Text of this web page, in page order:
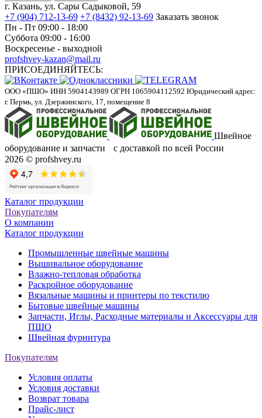
г. Казань, ул. Сары Садыковой, 59
+7 (904) 712-13-69 +7 (8432) 92-13-69 Заказать звонок
Пн - Пт 09:00 - 18:00
Суббота 09:00 - 16:00
Воскресенье - выходной
profshvey-kazan@mail.ru
ПРИСОЕДИНЯЙТЕСЬ:
ООО «ПШО» ИНН 5904143989 ОГРН 1065904112592 Юридический адрес:
г. Пермь, ул. Дзержинского, 17, помещение 8
Швейное
оборудование и запчасти с доставкой по всей России
2026 © profshvey.ru
Каталог продукции
Покупателям
О компании
Каталог продукции
Промышленные швейные машины
Вышивальное оборудование
Влажно-тепловая обработка
Раскройное оборудование
Вязальные машины и принтеры по текстилю
Бытовые швейные машины
Запчасти, Иглы, Расходные материалы и Аксессуары для
ПШО
Швейная фурнитура
Покупателям
Условия оплаты
Условия доставки
Возврат товара
Прайс-лист